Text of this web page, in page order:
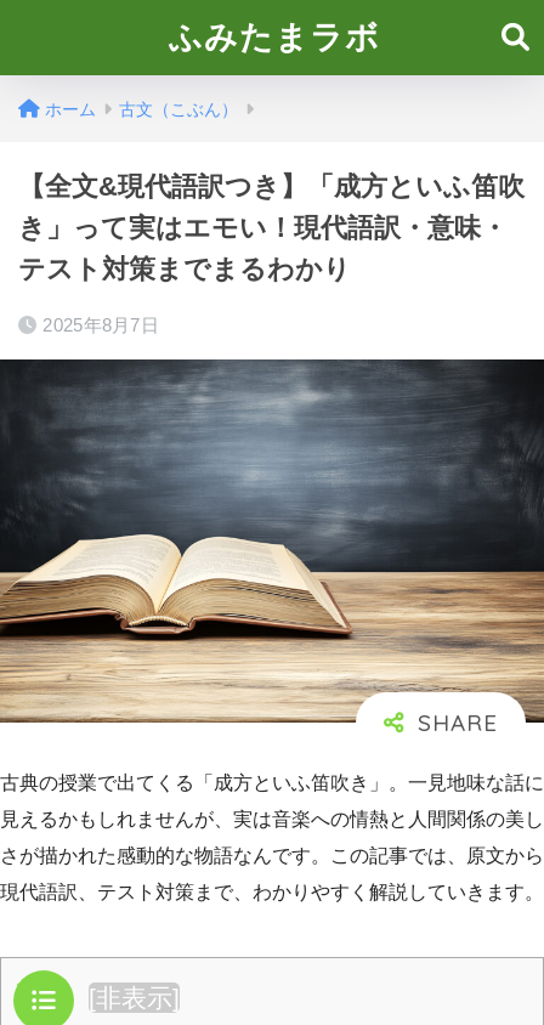
ふみたまラボ
ホーム 古文（こぶん）
【全文&現代語訳つき】「成方といふ笛吹
き」って実はエモい！現代語訳・意味・
テスト対策までまるわかり
2025年8月7日
古典の授業で出てくる「成方といふ笛吹き」。一見地味な話に
見えるかもしれませんが、実は音楽への情熱と人間関係の美し
さが描かれた感動的な物語なんです。この記事では、原文から
現代語訳、テスト対策まで、わかりやすく解説していきます。
目次 [非表示]